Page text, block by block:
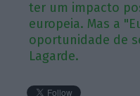
ter um impacto
europeia. Mas a
oportunidade de
Lagarde.